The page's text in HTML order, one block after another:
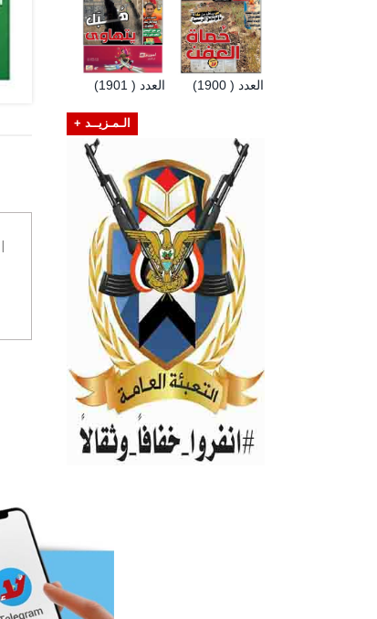
العدد ( 1901) العدد ( 1900)
الـمـزيــد +